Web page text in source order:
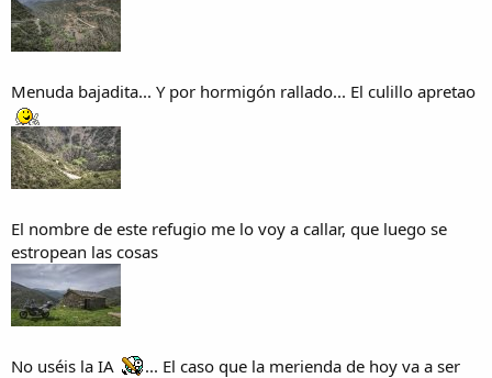
Menuda bajadita... Y por hormigón rallado... El culillo apretao
El nombre de este refugio me lo voy a callar, que luego se
estropean las cosas
No uséis la IA
... El caso que la merienda de hoy va a ser